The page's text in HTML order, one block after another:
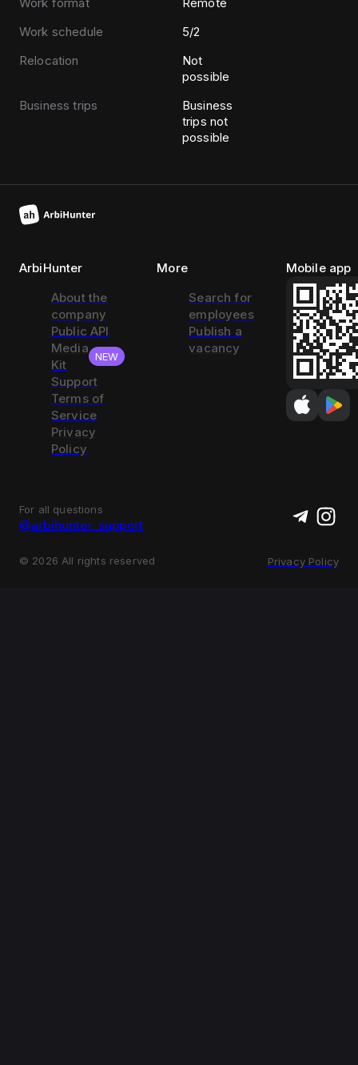
Work schedule
5/2
Relocation
Not
possible
Business trips
Business
trips not
possible
ArbiHunter
About the
company
Public API
Media
Kit
NEW
Support
Terms of
Service
Privacy
Policy
More
Search for
employees
Publish a
vacancy
Mobile app
For all questions
@arbihunter_support
© 2026 All rights reserved Privacy Policy